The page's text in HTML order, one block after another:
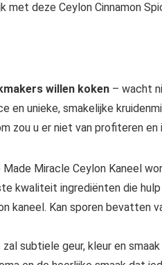
met deze Ceylon Cinnamon
willen koken – wacht
en unieke, smakelijke
zou u er niet van profiteren
Miracle Ceylon Kaneel
kwaliteit ingrediënten die
kaneel. Kan sporen bevatten
subtiele geur, kleur en